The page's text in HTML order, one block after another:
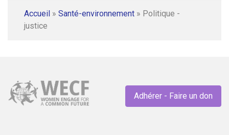
Accueil » Santé-environnement » Politique -
justice
Adhérer - Faire un don